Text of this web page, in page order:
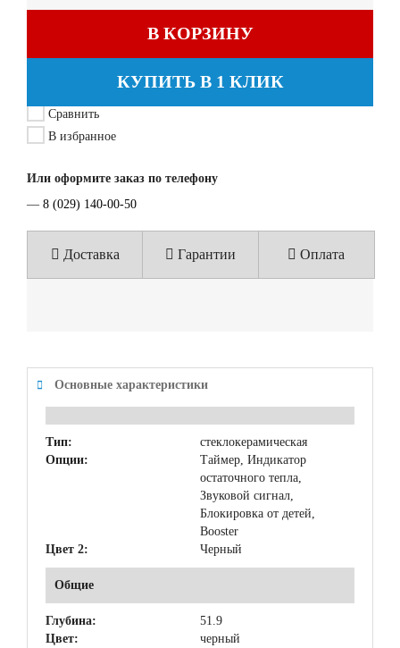
В КОРЗИНУ
КУПИТЬ В 1 КЛИК
Сравнить
В избранное
Или оформите заказ по телефону
— 8 (029) 140-00-50
Доставка Гарантии Оплата
Основные характеристики
Тип:
стеклокерамическая
Опции:
Таймер, Индикатор
остаточного тепла,
Звуковой сигнал,
Блокировка от детей,
Booster
Цвет 2:
Черный
Общие
Глубина:
51.9
Цвет:
черный